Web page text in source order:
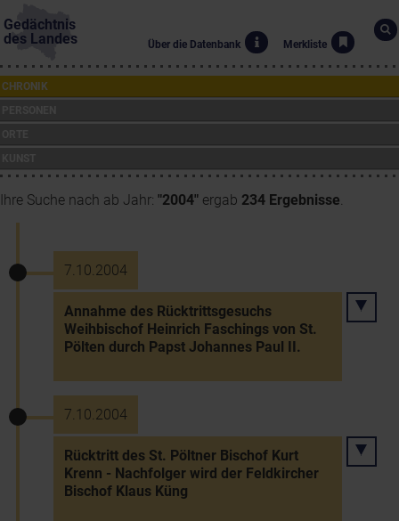
Gedächtnis
des Landes
Über die Datenbank Merkliste
CHRONIK
Ihre Suche nach ab Jahr: "2004" ergab 234 Ergebnisse.
7.10.2004
Annahme des Rücktrittsgesuchs
Weihbischof Heinrich Faschings von St.
Pölten durch Papst Johannes Paul II.
7.10.2004
Rücktritt des St. Pöltner Bischof Kurt
Krenn - Nachfolger wird der Feldkircher
Bischof Klaus Küng